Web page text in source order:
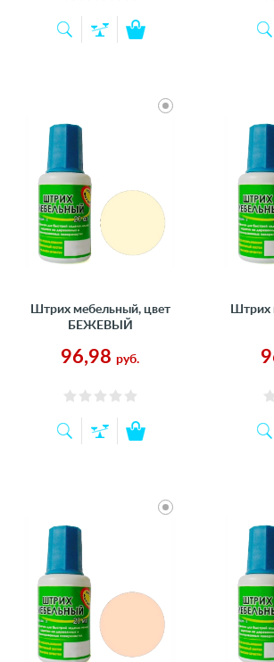
Штрих мебельный, цвет
БЕЖЕВЫЙ
96,98 руб.
Штрих